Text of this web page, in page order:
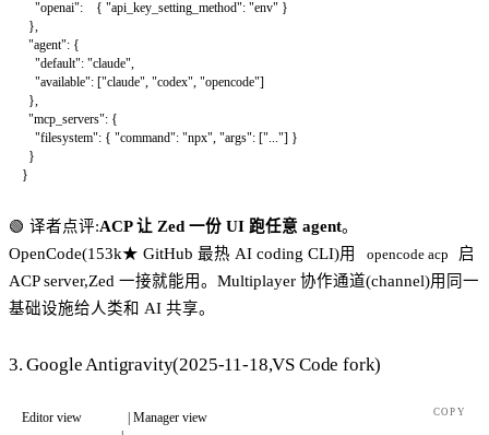
    "openai"
:    { "api_key_setting_method": "env" }
  },
  "agent"
: {
    "default"
: "claude"
    "available"
: ["claude" "codex" "opencode"]
  },
  "mcp_servers"
: {
    "filesystem"
: { "command": "npx" "args": ["..."] }
  }
}
🟢 译者点评:ACP 让 Zed 一份 UI 跑任意 agent。
OpenCode(153k★ GitHub 最热 AI coding CLI)用
opencode acp
启
ACP server,Zed 一接就能用。Multiplayer 协作通道(channel)用同一
基础设施给人类和 AI 共享。
3. Google Antigravity(2025-11-18,VS Code fork)
Editor view              | Manager view
COPY